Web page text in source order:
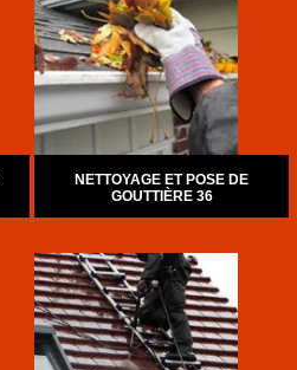
NETTOYAGE ET POSE DE
GOUTTIÈRE 36